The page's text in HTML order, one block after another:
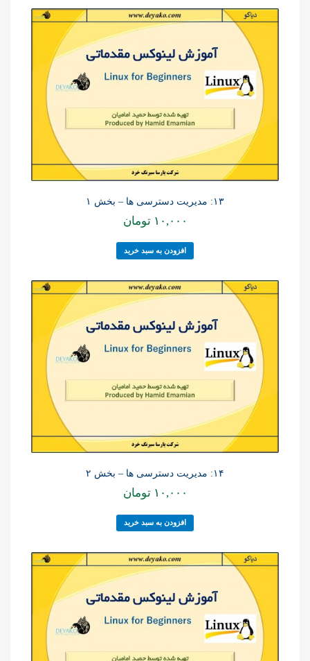
۱۳: مدیریت دسترسی ها – بخش ۱
۱۰,۰۰۰ تومان
افزودن به سبد خرید
۱۴: مدیریت دسترسی ها – بخش ۲
۱۰,۰۰۰ تومان
افزودن به سبد خرید